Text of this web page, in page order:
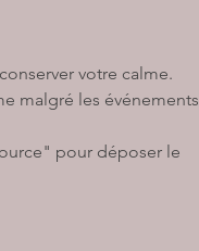
votre calme.
malgré les événements
pour déposer le